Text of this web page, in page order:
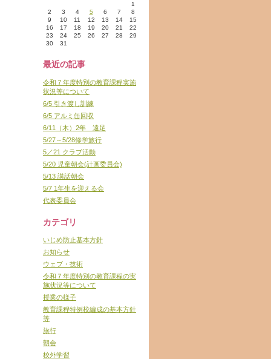
1
2
3 4 5 6 7
8
9
10 11 12 13 14
15
16
17 18 19 20 21
22
23
24 25 26 27 28
29
30
31
最近の記事
令和７年度特別の教育課程実施
状況等について
6/5 引き渡し訓練
6/5 アルミ缶回収
6/11（木）2年 遠足
5/27～5/28修学旅行
5／21 クラブ活動
5/20 児童朝会(計画委員会)
5/13 講話朝会
5/7 1年生を迎える会
代表委員会
カテゴリ
いじめ防止基本方針
お知らせ
ウェブ・技術
令和７年度特別の教育課程の実
施状況等について
授業の様子
教育課程特例校編成の基本方針
等
旅行
朝会
校外学習